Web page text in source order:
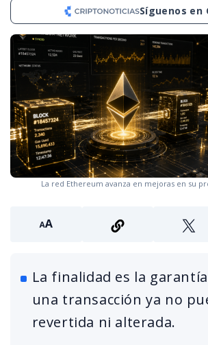
Síguenos en
La red Ethereum avanza en mejoras en su
La finalidad es la
una transacción ya no
revertida ni alterada.